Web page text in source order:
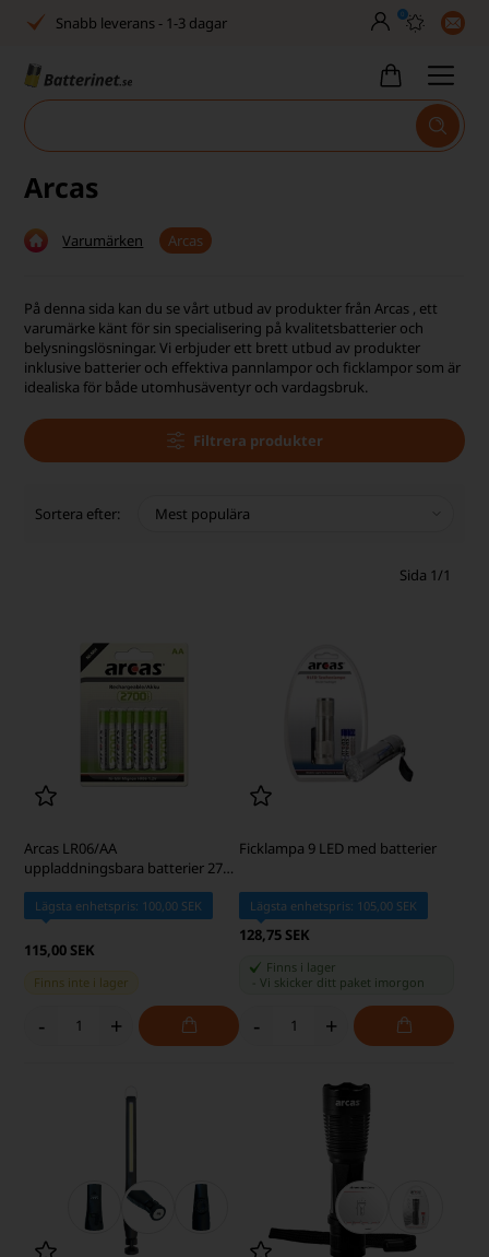
Fasta låga priser
Tel. är stängd vecka 27–32
Billig leverans från 49,-
Inga dolda avgifter
Fasta låga priser
Tel. är stängd vecka 27–32
Bra Trustscore
0
Arcas
Varumärken Arcas
På denna sida kan du se vårt utbud av produkter från Arcas , ett
varumärke känt för sin specialisering på kvalitetsbatterier och
belysningslösningar. Vi erbjuder ett brett utbud av produkter
inklusive batterier och effektiva pannlampor och ficklampor som är
idealiska för både utomhusäventyr och vardagsbruk.
Filtrera produkter
Sortera efter:
Sida 1/1
Arcas LR06/AA
uppladdningsbara batterier 2700
Lägsta enhetspris: 100,00 SEK
115,00 SEK
Finns inte i lager
- +
Ficklampa 9 LED med batterier
Lägsta enhetspris: 105,00 SEK
128,75 SEK
Finns i lager
Vi skicker ditt paket imorgon
- +